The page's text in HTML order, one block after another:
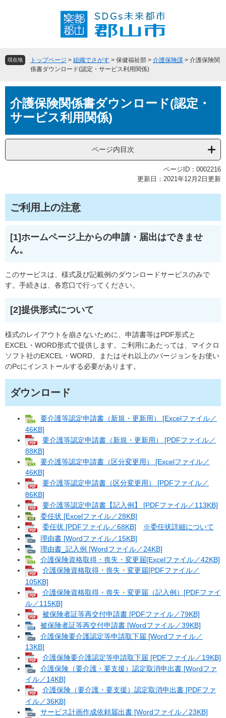
頭
飛現在地 トップページ > 組織でさがす > 保健福祉部 > 介護保険課 > 介護保険関
係書ダウンロード(認定・サービス利用関係)
文介護保険関係書ダウンロード(認定・
サービス利用関係)
ページ内目次
ページID：0002216
更新日：2021年12月2日更新
ご利用上の注意
[1]ホームページ上からの申請・届出はできませ
ん。
このサービスは、様式及び記載例のダウンロードサービスのみで
す。手続きは、各窓口で行ってください。
[2]提供形式について
様式のレイアウトを崩さないために、申請書等はPDF形式と
EXCEL・WORD形式で提供します。ご利用にあたっては、マイクロ
ソフト社のEXCEL・WORD、またはそれ以上のバージョンをお使い
のPcにインストールする必要があります。
ダウンロード
要介護等認定申請書（新規・更新用） [Excelファイル／
46KB]
要介護等認定申請書（新規・更新用） [PDFファイル／
88KB]
要介護等認定申請書（区分変更用） [Excelファイル／
46KB]
要介護等認定申請書（区分変更用） [PDFファイル／
86KB]
要介護等認定申請書【記入例】 [PDFファイル／113KB]
委任状 [Excelファイル／28KB]
委任状 [PDFファイル／68KB]
※委任状詳細について
理由書 [Wordファイル／15KB]
理由書_記入例 [Wordファイル／24KB]
介護保険資格取得・喪失・変更届[Excelファイル／42KB]
介護保険資格取得・喪失・変更届[PDFファイル／
105KB]
介護保険資格取得・喪失・変更届（記入例）[PDFファイ
ル／115KB]
被保険者証等再交付申請書 [PDFファイル／79KB]
被保険者証等再交付申請書 [Wordファイル／39KB]
介護保険要介護認定等申請取下届 [Wordファイル／
13KB]
介護保険要介護認定等申請取下届 [PDFファイル／19KB]
介護保険（要介護・要支援）認定取消申出書 [Wordファ
イル／14KB]
介護保険（要介護・要支援）認定取消申出書 [PDFファ
イル／36KB]
サービス計画作成依頼届出書 [Wordファイル／23KB]